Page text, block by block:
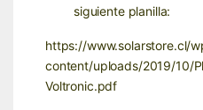
siguiente planilla:
https://www.solarstore.cl/
content/uploads/2019/10/
Voltronic.pdf